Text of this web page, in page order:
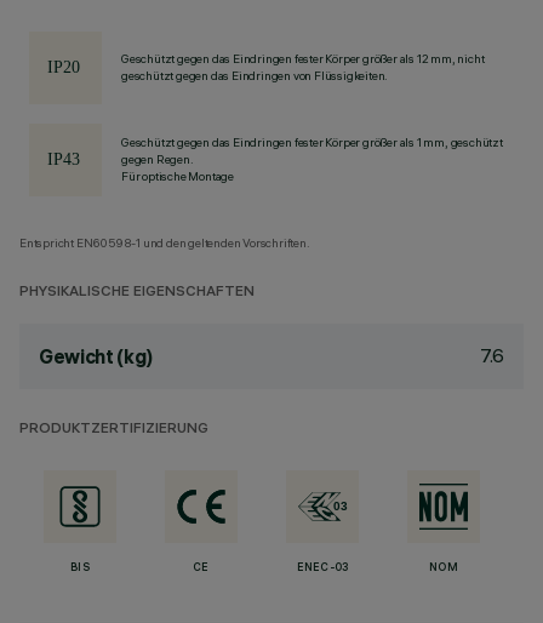
Geschützt gegen das Eindringen fester Körper größer als 12 mm, nicht
geschützt gegen das Eindringen von Flüssigkeiten.
Geschützt gegen das Eindringen fester Körper größer als 1 mm, geschützt
gegen Regen.
Für optische Montage
Entspricht EN60598-1 und den geltenden Vorschriften.
PHYSIKALISCHE EIGENSCHAFTEN
Gewicht (kg) 7.6
PRODUKTZERTIFIZIERUNG
BIS CE ENEC-03 NOM